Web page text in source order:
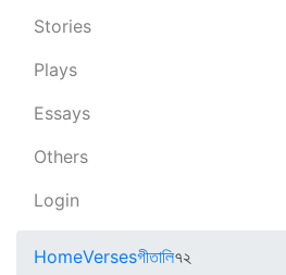
Stories
Plays
Essays
Others
Login
HomeVersesগীতালি৭২